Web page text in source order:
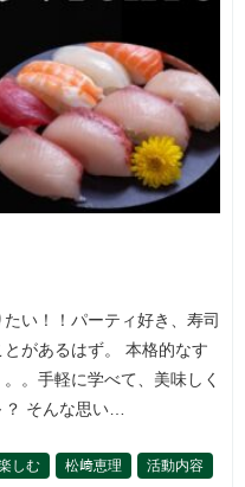
い！！パーティ好き、寿司
があるはず。 本格的なす
。手軽に学べて、美味しく
そんな思い…
しむ 松﨑恵理
活動内容